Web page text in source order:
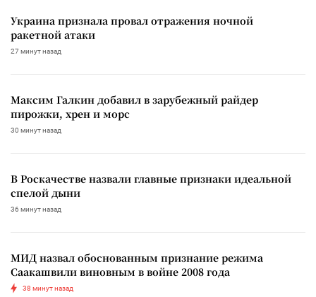
Украина признала провал отражения ночной
ракетной атаки
27 минут назад
Максим Галкин добавил в зарубежный райдер
пирожки, хрен и морс
30 минут назад
В Роскачестве назвали главные признаки идеальной
спелой дыни
36 минут назад
МИД назвал обоснованным признание режима
Саакашвили виновным в войне 2008 года
38 минут назад